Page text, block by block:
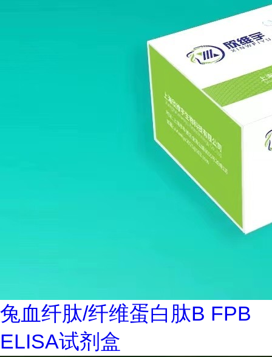
兔血纤肽/纤维蛋白肽B FPB
ELISA试剂盒